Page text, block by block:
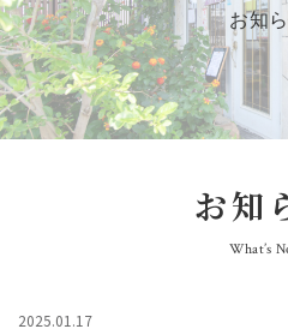
お知
お知
What’s
2025.01.17